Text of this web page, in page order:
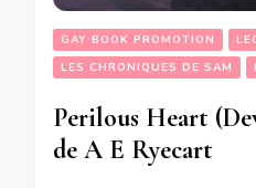
GAY BOOK PROMOTION
LES CHRONIQUES DE SAM
Perilous Heart
de A E Ryecart